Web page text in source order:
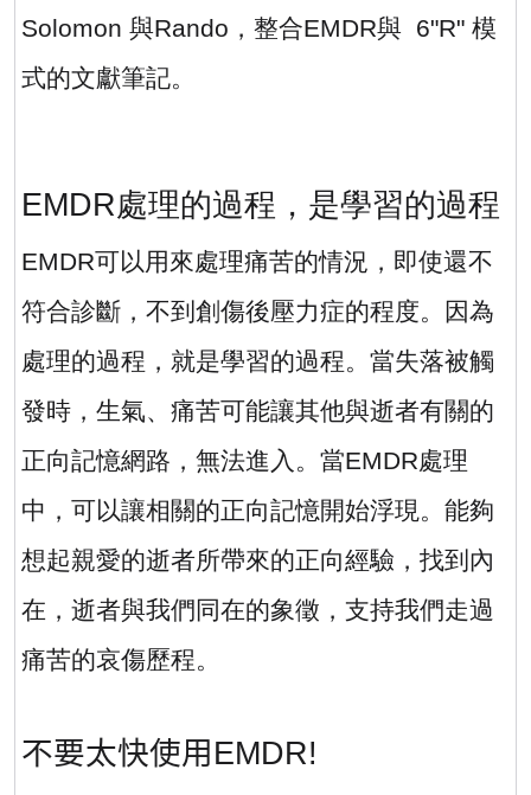
Solomon 與Rando ，整合EMDR與 6"R" 模
式的文獻筆記。
EMDR處理的過程，是學習的過程
EMDR可以用來處理痛苦的情況，即使還不
符合診斷，不到創傷後壓力症的程度。因為
處理的過程，就是學習的過程。當失落被觸
發時，生氣、痛苦可能讓其他與逝者有關的
正向記憶網路，無法進入。當EMDR處理
中，可以讓相關的正向記憶開始浮現。能夠
想起親愛的逝者所帶來的正向經驗，找到內
在，逝者與我們同在的象徵，支持我們走過
痛苦的哀傷歷程。
不要太快使用 EMDR!